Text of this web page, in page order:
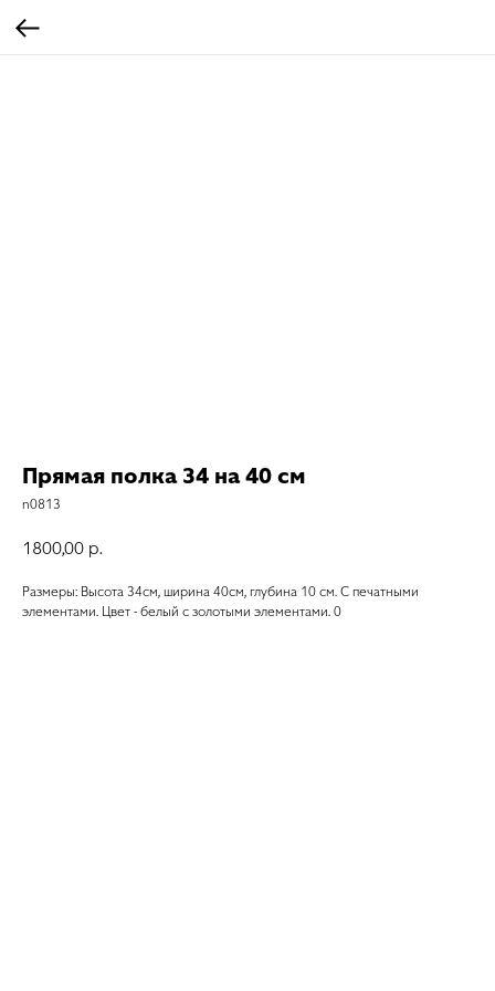
Прямая полка 34 на 40 см
n0813
1800,00 р.
Размеры: Высота 34см, ширина 40см, глубина 10 см. С печатными
элементами. Цвет - белый с золотыми элементами. 0